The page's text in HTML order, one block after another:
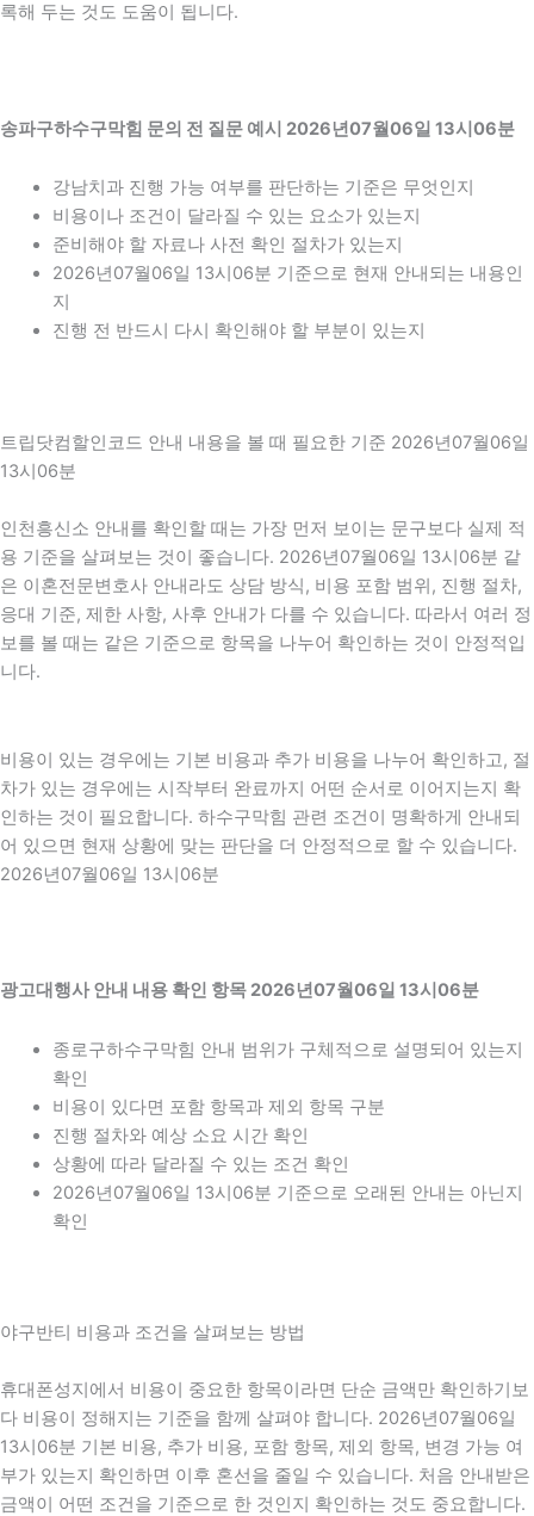
록해 두는 것도 도움이 됩니다.
송파구하수구막힘 문의 전 질문 예시 2026년07월06일 13시06분
강남치과 진행 가능 여부를 판단하는 기준은 무엇인지
비용이나 조건이 달라질 수 있는 요소가 있는지
준비해야 할 자료나 사전 확인 절차가 있는지
2026년07월06일 13시06분 기준으로 현재 안내되는 내용인
지
진행 전 반드시 다시 확인해야 할 부분이 있는지
트립닷컴할인코드 안내 내용을 볼 때 필요한 기준 2026년07월06일
13시06분
인천흥신소 안내를 확인할 때는 가장 먼저 보이는 문구보다 실제 적
용 기준을 살펴보는 것이 좋습니다. 2026년07월06일 13시06분 같
은 이혼전문변호사 안내라도 상담 방식, 비용 포함 범위, 진행 절차,
응대 기준, 제한 사항, 사후 안내가 다를 수 있습니다. 따라서 여러 정
보를 볼 때는 같은 기준으로 항목을 나누어 확인하는 것이 안정적입
니다.
비용이 있는 경우에는 기본 비용과 추가 비용을 나누어 확인하고, 절
차가 있는 경우에는 시작부터 완료까지 어떤 순서로 이어지는지 확
인하는 것이 필요합니다. 하수구막힘 관련 조건이 명확하게 안내되
어 있으면 현재 상황에 맞는 판단을 더 안정적으로 할 수 있습니다.
2026년07월06일 13시06분
광고대행사 안내 내용 확인 항목 2026년07월06일 13시06분
종로구하수구막힘 안내 범위가 구체적으로 설명되어 있는지
확인
비용이 있다면 포함 항목과 제외 항목 구분
진행 절차와 예상 소요 시간 확인
상황에 따라 달라질 수 있는 조건 확인
2026년07월06일 13시06분 기준으로 오래된 안내는 아닌지
확인
야구반티 비용과 조건을 살펴보는 방법
휴대폰성지에서 비용이 중요한 항목이라면 단순 금액만 확인하기보
다 비용이 정해지는 기준을 함께 살펴야 합니다. 2026년07월06일
13시06분 기본 비용, 추가 비용, 포함 항목, 제외 항목, 변경 가능 여
부가 있는지 확인하면 이후 혼선을 줄일 수 있습니다. 처음 안내받은
금액이 어떤 조건을 기준으로 한 것인지 확인하는 것도 중요합니다.